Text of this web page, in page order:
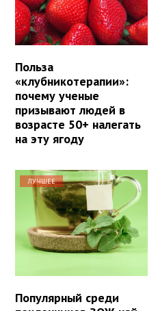
Польза
«клубникотерапии»:
почему ученые
призывают людей в
возрасте 50+ налегать
на эту ягоду
ЛУЧШЕЕ
Популярный среди